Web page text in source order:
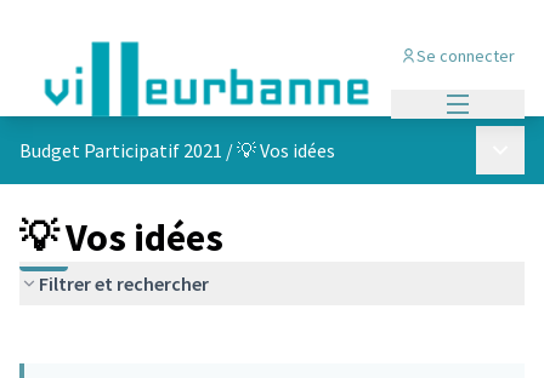
Se connecter
Budget Participatif 2021 /💡 Vos idées
💡 Vos idées
Filtrer et rechercher